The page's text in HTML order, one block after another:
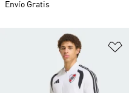
Envío Gratis